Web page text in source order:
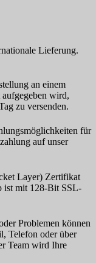
Lieferung.
an einem
wird,
zu versenden.
für
auf unser
Layer) Zertifikat
ist mit 128-Bit SSL-
Problemen können
Telefon oder über
Team wird Ihre